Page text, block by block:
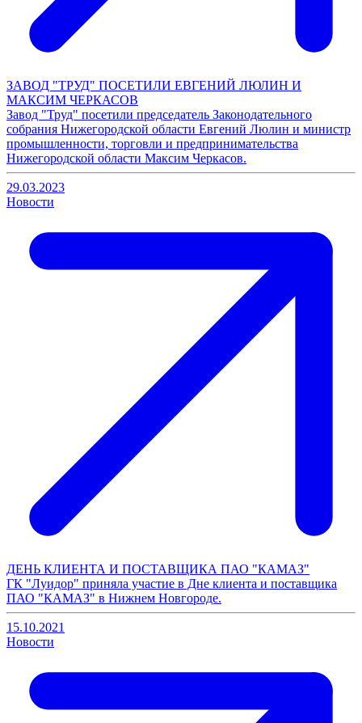
ЗАВОД "ТРУД" ПОСЕТИЛИ ЕВГЕНИЙ ЛЮЛИН И
МАКСИМ ЧЕРКАСОВ
Завод "Труд" посетили председатель Законодательного
собрания Нижегородской области Евгений Люлин и министр
промышленности, торговли и предпринимательства
Нижегородской области Максим Черкасов.
29.03.2023
Новости
ДЕНЬ КЛИЕНТА И ПОСТАВЩИКА ПАО "КАМАЗ"
ГК "Луидор" приняла участие в Дне клиента и поставщика
ПАО "КАМАЗ" в Нижнем Новгороде.
15.10.2021
Новости